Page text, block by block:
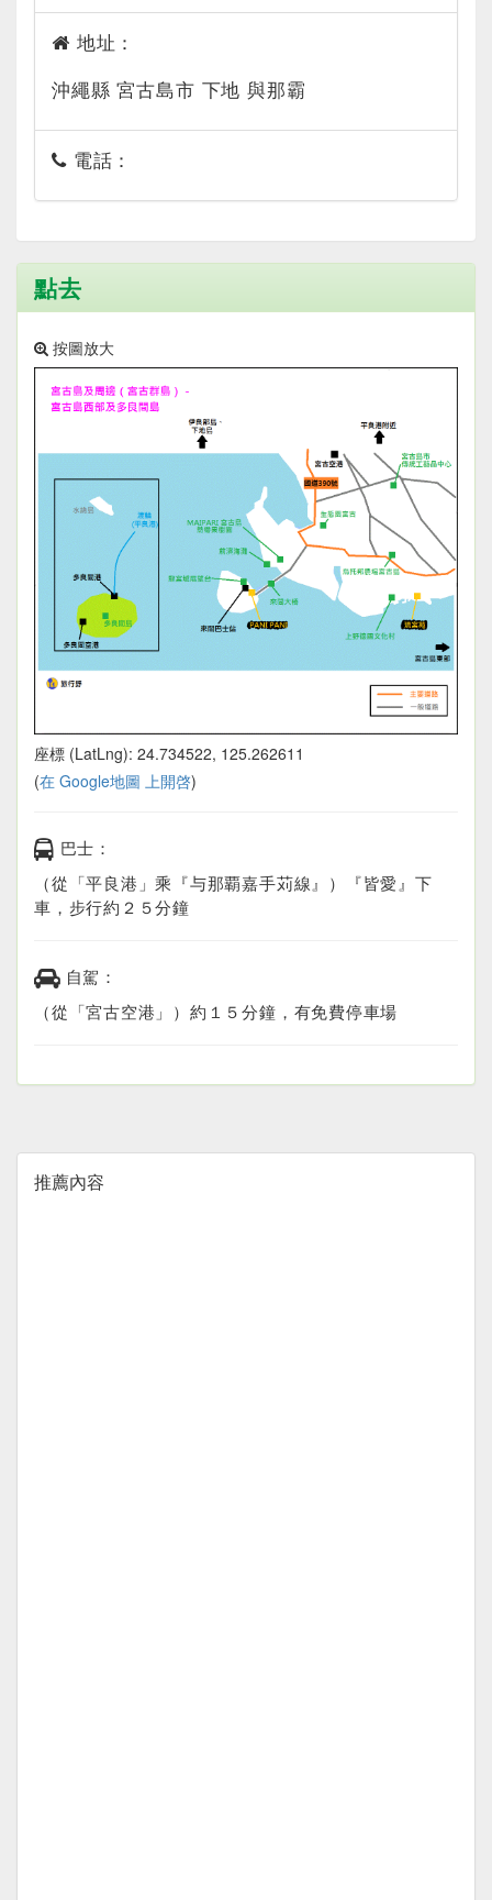
地址：
沖繩縣 宮古島市 下地 與那霸
電話：
點去
按圖放大
座標 (LatLng): 24.734522, 125.262611
(在 Google地圖 上開啓)
巴士：
（從「平良港」乘『与那覇嘉手苅線』）『皆愛』下
車，步行約２５分鐘
自駕：
（從「宮古空港」）約１５分鐘，有免費停車場
推薦內容